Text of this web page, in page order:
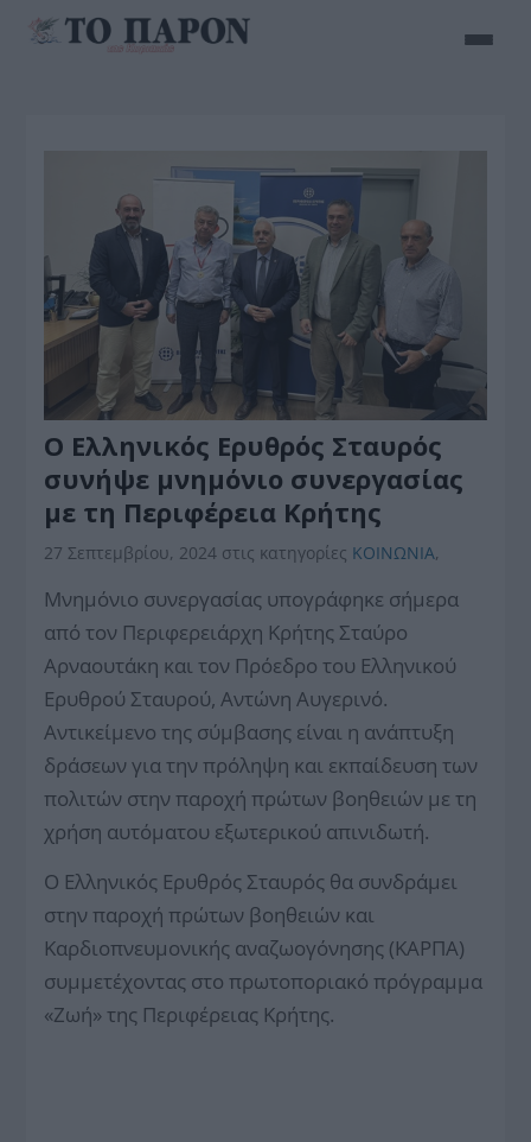
Ο Ελληνικός Ερυθρός Σταυρός
συνήψε μνημόνιο συνεργασίας
με τη Περιφέρεια Κρήτης
27 Σεπτεμβρίου, 2024 στις κατηγορίες ΚΟΙΝΩΝΙΑ,
Μνημόνιο συνεργασίας υπογράφηκε σήμερα
από τον Περιφερειάρχη Κρήτης Σταύρο
Αρναουτάκη και τον Πρόεδρο του Ελληνικού
Ερυθρού Σταυρού, Αντώνη Αυγερινό.
Αντικείμενο της σύμβασης είναι η ανάπτυξη
δράσεων για την πρόληψη και εκπαίδευση των
πολιτών στην παροχή πρώτων βοηθειών με τη
χρήση αυτόματου εξωτερικού απινιδωτή.
Ο Ελληνικός Ερυθρός Σταυρός θα συνδράμει
στην παροχή πρώτων βοηθειών και
Καρδιοπνευμονικής αναζωογόνησης (ΚΑΡΠΑ)
συμμετέχοντας στο πρωτοποριακό πρόγραμμα
«Ζωή» της Περιφέρειας Κρήτης.